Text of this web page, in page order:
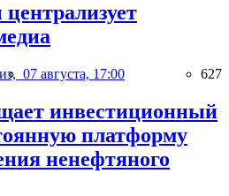
07 августа, 17:00 627
инвестиционный
платформу
ненефтяного